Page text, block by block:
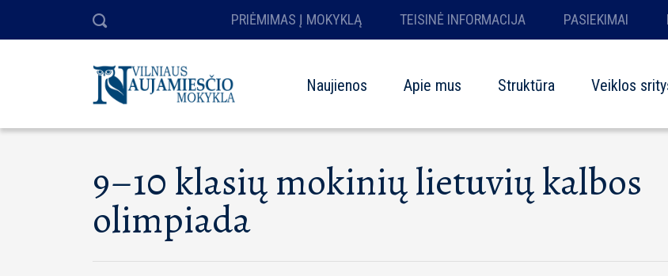
PRIĖMIMAS Į MOKYKLĄ TEISINĖ INFORMACIJA PASIEKIMAI
Naujienos Apie mus Struktūra Veiklos
9–10 klasių mokinių lietuvių kalbos
olimpiada